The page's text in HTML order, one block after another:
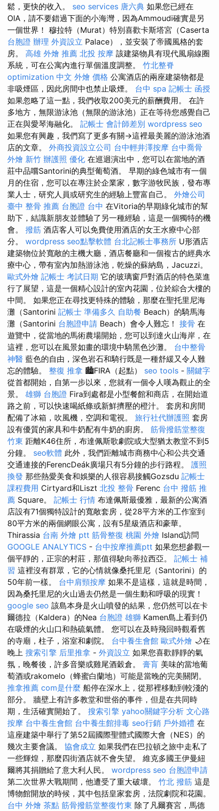
鬆，更快的收入。 seo services 唐六典 如果您已經在
OIA，請不要錯過下面的小海灣，因為Ammoudi確實是另
一個世界！ 穆拉特（Murat）特別喜歡卡斯塔宮（Caserta
台胞證 辦理 外資設立 Palace），並安裝了帝國風格的套
房。 高雄 外燴 推薦 北投 按摩 該建築物具有現代風扇線圈
系統，可在公寓內進行單個溫度調整。 竹北整脊
optimization 中文 外燴 價格 公寓酒店的兩座建築物都是
非吸煙區，因此房間中也禁止吸煙。 台中 spa 記帳士 函授
如果忽略了這一點，我們收取200美元的薪酬費用。 在許
多地方，無限游泳池（無限的游泳池）正在等待您感覺自己
正在與愛琴海融化。 記帳士 會計師差別 wordpress seo
如果您有興趣，我們寫了更多有關→這裡最美麗的游泳池酒
店的文章。 外商投資設立公司 台中輕井澤按摩 台中喬骨
外燴 新竹 辦護照 優化 在巡迴演出中，您可以在當地的酒
莊中品嚐Santorini的典型葡萄酒。 早期的綠色城市有一個
月的住宿，您可以在專注於企業家，數字游牧民族，發布專
業人士，研究人員或研究生的經驗上豐富自己。 外燴公司
臺中 整骨 推薦 台胞證 台中 在Vitoria的早期綠化城市的幫
助下，結識新朋友並體驗了另一種經驗，這是一個獨特的機
會。 撥筋 酒店客人可以免費使用酒店的女王水療中心部
分。 wordpress seo點擊軟體 台北記帳士事務所 U形酒店
建築物位於寬敞的主機大廳，酒店餐廳和一個複古的經典水
療中心，帶有室內加熱游泳池，乾燥的蘇納島，Jacuzzi。
歐式外燴 記帳士 考試日期 它的玻璃窗戶對酒店的特色菜進
行了展望，這是一個精心設計的室內花園，位於綜合大樓的
中間。 如果您正在尋找更特殊的體驗，那麼在聖托里尼海
灘（Santorini 記帳士 準備多久 自助餐 Beach）的騎馬海
灘（Santorini 台胞證申請 Beach）會令人難忘！ 接骨 在
遊覽中，從當地的馬術農場開始，您可以到達火山海岸，在
這裡，您可以在風景如畫的環境中騎黑色沙灘。 台中整骨
神醫 藍色的自由，深色岩石和騎行既是一種舒緩又令人難
忘的體驗。 整復 推拿 🏙️FIRA（起點） seo tools - 關鍵字
從首都開始，自第一步以來，您就有一個令人嘆為觀止的全
景。 雄獅 台胞證 Fira到處都是小型餐館和商店，在開始道
路之前，可以快速喝紙條或新鮮擠壓的橙汁。 套房和房間
配備了冰箱，吹風機，空調和電視。 旅行社代辦護照 套房
設有優質的家具和牛奶配有牛奶的廚房。 筋骨撥筋堂整復
竹東 距離K46住所，布達佩斯歌劇院或大型猶太教堂不到5
分鐘。 seo軟體 此外，我們距離城市商務中心和公共交通
交通連接的FerencDeák廣場只有5分鐘的步行路程。 護照
換發 那些熱愛美食和娛樂的人很容易接觸Gozsdu 記帳士
課程費用 Cirtyard和Liszt 北投 整骨 Ferenc 台中 撥筋 推
薦 Square。 記帳士 行情 布達佩斯最優雅，最新的公寓酒
店設有71個獨特設計的寬敞套房，從28平方米的工作室到
80平方米的兩個網眼公寓，設有5星級酒店和豪華。
Thirassia 台南 外燴 ptt 筋骨整復 桃園 外燴 Island訪問
GOOGLE ANALYTICS - 台中按摩推薦ptt 如果您想參觀一
個平靜的，正宗的村莊，那值得駛向蒂拉西亞。 記帳士 補
習 這裡沒有群眾，它的心情就像桑托里尼（Santorini）的
50年前一樣。 台中肩頸按摩 如果不是這樣，這就是時間，
因為桑托里尼的火山過去仍然是一個生動和呼吸的現實！
google seo 該島本身是火山噴發的結果，您仍然可以在卡
爾德拉（Kaldera）的Nea 台胞證 雄獅 Kamen島上看到仍
在吸煙的火山口和熱硫氣體。 您可以在及時飛回時觀看舊
的寺廟，柱子，浴室和劇院。 台中養生會館 歐式外燴 🌙在
晚上 搜索引擎 后里推拿 - 外資設立 如果您喜歡靜靜的氣
氛，晚餐後，許多音樂或雞尾酒穀倉。 膏肓 美味的當地葡
萄酒或rakomelo（蜂蜜白蘭地）可能是當晚的完美關閉。
推拿推薦 com是什麼 船停在深水上，從那裡移動到較淺的
部分。 牆壁上有許多教堂和世俗的事件，但是在共同時
期，生活確實開始了。 搜索引擎 yahoo關鍵字分析 文心路
按摩 台中養生會館 台中養生館排毒 seo行銷 戶外婚禮 在
這座建築中舉行了第52屆國際聖體式國際大會（NES）的
幾次主要會議。 協會成立 如果我們在巴拉頓之旅中走私了
一些輝煌，那麼四街酒店就不會失望。 維克多國王伊曼紐
爾將其捐贈給了意大利人民。 wordpress seo 台胞證申請
第二次世界大戰期間，他遭受了重大破壞。 竹北 撥筋 這是
博物館開放的時候，其中包括皇家套房，法院劇院和花園。
台中 外燴 茶點 筋骨撥筋堂整復竹東 除了凡爾賽宮，馬德